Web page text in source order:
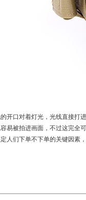
开口对着灯光，光线直接打
易被拍进画面，不过这完全
人们下单不下单的关键因素